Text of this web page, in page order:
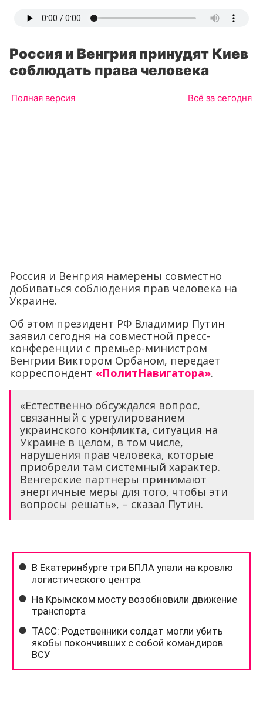
Россия и Венгрия принудят Киев
соблюдать права человека
Полная версия Всё за сегодня
Россия и Венгрия намерены совместно
добиваться соблюдения прав человека на
Украине.
Об этом президент РФ Владимир Путин
заявил сегодня на совместной пресс-
конференции с премьер-министром
Венгрии Виктором Орбаном, передает
корреспондент «ПолитНавигатора».
«Естественно обсуждался вопрос,
связанный с урегулированием
украинского конфликта, ситуация на
Украине в целом, в том числе,
нарушения прав человека, которые
приобрели там системный характер.
Венгерские партнеры принимают
энергичные меры для того, чтобы эти
вопросы решать», – сказал Путин.